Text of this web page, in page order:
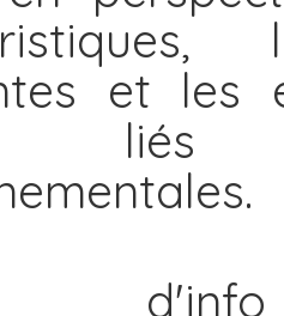
et les
liés